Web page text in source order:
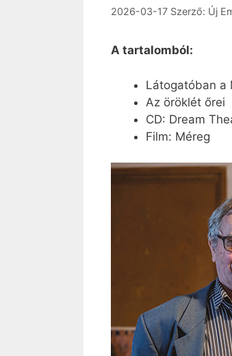
2026-03-17 Szerző: Új
A tartalomból:
Látogatóban a
Az öröklét őrei
CD: Dream
Film: Méreg